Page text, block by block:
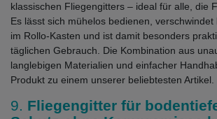
klassischen Fliegengitters – ideal für alle, die
Es lässt sich mühelos bedienen,
im Rollo-Kasten und ist damit besonders
täglichen Gebrauch. Die Kombination aus
langlebigen Materialien und einfacher
Produkt zu einem unserer beliebtesten Artikel.
9. Fliegengitter für